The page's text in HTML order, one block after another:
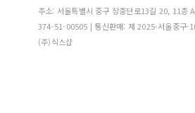
주소: 서울특별시 중구 장충단로13길 20, 11층
374-51-00505 | 통신판매: 제 2025-서울중구-
(주)식스샵